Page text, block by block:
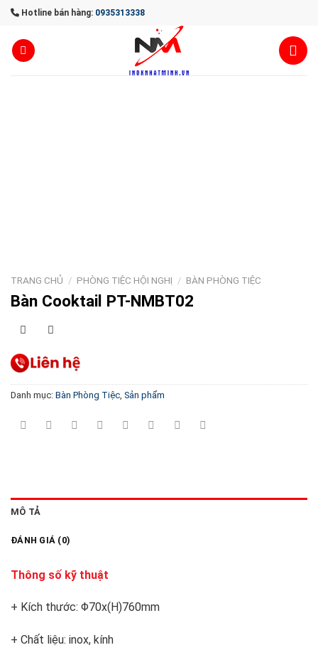
Skip
content
Hotline bán hàng: 0935313338
TRANG CHỦ / PHÒNG TIỆC HỘI NGHỊ / BÀN PHÒNG TIỆC
Bàn Cooktail PT-NMBT02
Danh mục: Bàn Phòng Tiệc Sản phẩm
MÔ TẢ
ĐÁNH GIÁ (0)
Thông số kỹ thuật
+ Kích thước: Φ70x(H)760mm
+ Chất liệu: inox, kính